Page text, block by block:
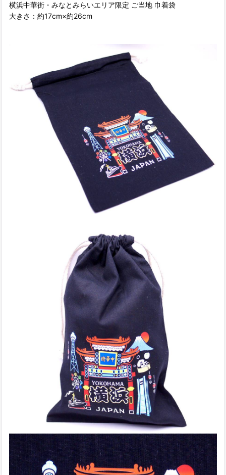
横浜中華街・みなとみらいエリア限定 ご当地 巾着袋
大きさ：約17cm×約26cm